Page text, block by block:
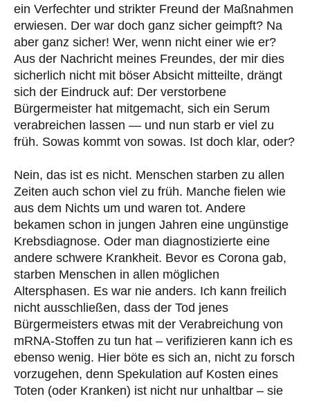
ein Verfechter und strikter Freund der Maßnahmen
erwiesen. Der war doch ganz sicher geimpft? Na
aber ganz sicher! Wer, wenn nicht einer wie er?
Aus der Nachricht meines Freundes, der mir dies
sicherlich nicht mit böser Absicht mitteilte, drängt
sich der Eindruck auf: Der verstorbene
Bürgermeister hat mitgemacht, sich ein Serum
verabreichen lassen — und nun starb er viel zu
früh. Sowas kommt von sowas. Ist doch klar, oder?
Nein, das ist es nicht. Menschen starben zu allen
Zeiten auch schon viel zu früh. Manche fielen wie
aus dem Nichts um und waren tot. Andere
bekamen schon in jungen Jahren eine ungünstige
Krebsdiagnose. Oder man diagnostizierte eine
andere schwere Krankheit. Bevor es Corona gab,
starben Menschen in allen möglichen
Altersphasen. Es war nie anders. Ich kann freilich
nicht ausschließen, dass der Tod jenes
Bürgermeisters etwas mit der Verabreichung von
mRNA-Stoffen zu tun hat – verifizieren kann ich es
ebenso wenig. Hier böte es sich an, nicht zu forsch
vorzugehen, denn Spekulation auf Kosten eines
Toten (oder Kranken) ist nicht nur unhaltbar – sie